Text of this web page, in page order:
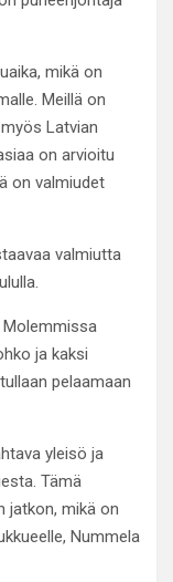
mikä on
Meillä on
Latvian
on arvioitu
on valmiudet
valmiutta
Molemmissa
ja kaksi
pelaamaan
yleisö ja
Tämä
jatkon, mikä on
Nummela